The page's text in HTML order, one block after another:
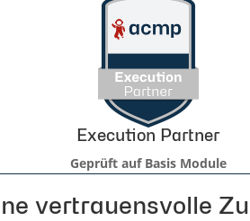
Execution Partner
Geprüft auf Basis Module
vertrauensvolle